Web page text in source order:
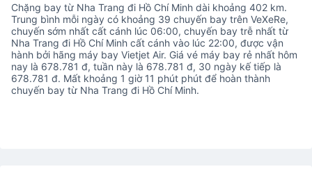
Chặng bay từ Nha Trang đi Hồ Chí Minh dài khoảng 402 km.
Trung bình mỗi ngày có khoảng 39 chuyến bay trên VeXeRe,
chuyến sớm nhất cất cánh lúc 06:00, chuyến bay trễ nhất từ
Nha Trang đi Hồ Chí Minh cất cánh vào lúc 22:00, được vận
hành bởi hãng máy bay Vietjet Air. Giá vé máy bay rẻ nhất hôm
nay là 678.781 đ, tuần này là 678.781 đ, 30 ngày kế tiếp là
678.781 đ. Mất khoảng 1 giờ 11 phút phút để hoàn thành
chuyến bay từ Nha Trang đi Hồ Chí Minh.